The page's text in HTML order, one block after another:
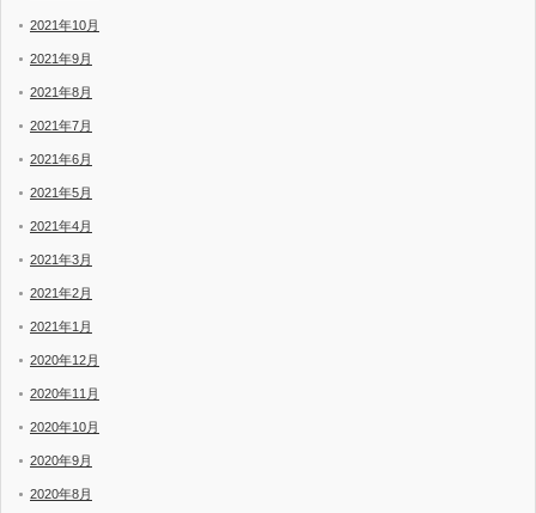
2021年10月
2021年9月
2021年8月
2021年7月
2021年6月
2021年5月
2021年4月
2021年3月
2021年2月
2021年1月
2020年12月
2020年11月
2020年10月
2020年9月
2020年8月